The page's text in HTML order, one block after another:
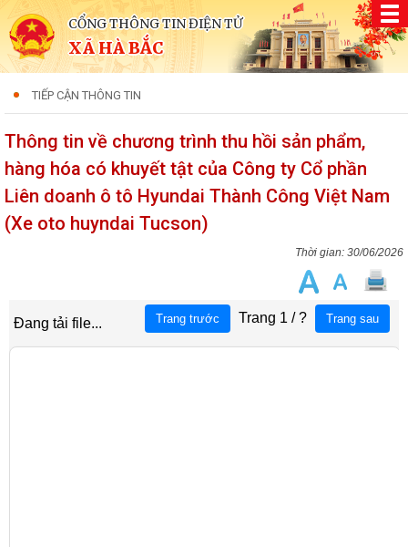
CỔNG THÔNG TIN ĐIỆN TỬ
XÃ HÀ BẮC
TIẾP CẬN THÔNG TIN
Thông tin về chương trình thu hồi sản phẩm,
hàng hóa có khuyết tật của Công ty Cổ phần
Liên doanh ô tô Hyundai Thành Công Việt Nam
(Xe oto huyndai Tucson)
30/06/2026